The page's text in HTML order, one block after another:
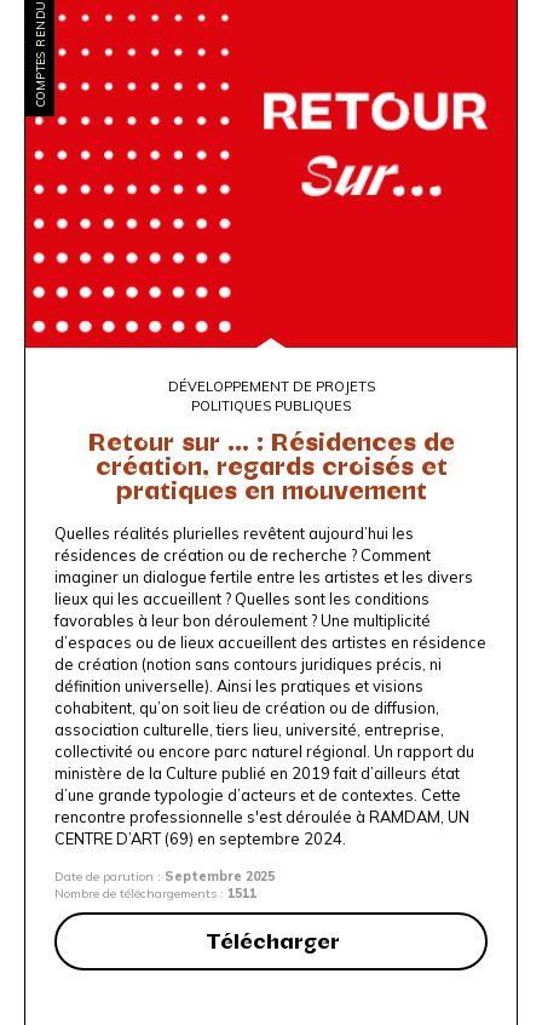
COMPTES RENDUS
DÉVELOPPEMENT DE PROJETS
POLITIQUES PUBLIQUES
Retour sur ... : Résidences de
création, regards croisés et
pratiques en mouvement
Quelles réalités plurielles revêtent aujourd’hui les
résidences de création ou de recherche ? Comment
imaginer un dialogue fertile entre les artistes et les divers
lieux qui les accueillent ? Quelles sont les conditions
favorables à leur bon déroulement ? Une multiplicité
d’espaces ou de lieux accueillent des artistes en résidence
de création (notion sans contours juridiques précis, ni
définition universelle). Ainsi les pratiques et visions
cohabitent, qu’on soit lieu de création ou de diffusion,
association culturelle, tiers lieu, université, entreprise,
collectivité ou encore parc naturel régional. Un rapport du
ministère de la Culture publié en 2019 fait d’ailleurs état
d’une grande typologie d’acteurs et de contextes. Cette
rencontre professionnelle s'est déroulée à RAMDAM, UN
CENTRE D’ART(69) en septembre 2024.
Date de parution : Septembre 2025
Nombre de téléchargements : 1511
Télécharger